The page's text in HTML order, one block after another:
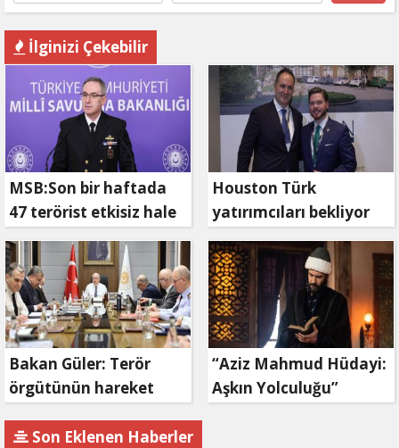
İlginizi Çekebilir
MSB:Son bir haftada
47 terörist etkisiz hale
getirildi
Houston Türk
yatırımcıları bekliyor
Bakan Güler: Terör
örgütünün hareket
noktasına getirildi
“Aziz Mahmud Hüdayi:
Aşkın Yolculuğu”
Son Eklenen Haberler